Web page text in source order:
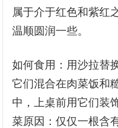
属于介于红色和紫红
温顺圆润一些。
如何食用：用沙拉替
它们混合在肉菜饭和
中，上桌前用它们装
菜原因：仅仅一根含